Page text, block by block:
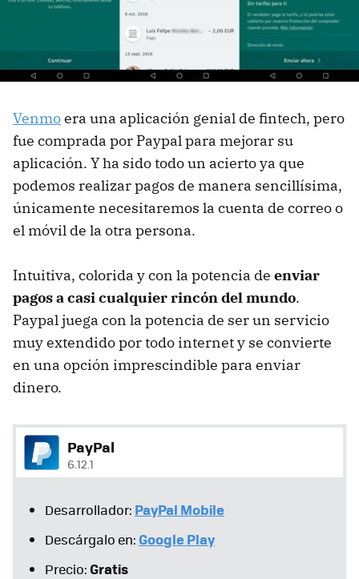
Venmoera una aplicación genial de fintech, pero
fue comprada por Paypal para mejorar su
aplicación. Y ha sido todo un acierto ya que
podemos realizar pagos de manera sencillísima,
únicamente necesitaremos la cuenta de correo o
el móvil de la otra persona.
Intuitiva, colorida y con la potencia de enviar
pagos a casi cualquier rincón del mundo.
Paypal juega con la potencia de ser un servicio
muy extendido por todo internet y se convierte
en una opción imprescindible para enviar
dinero.
PayPal
6.12.1
Desarrollador: PayPal Mobile
Descárgalo en: Google Play
Precio:Gratis